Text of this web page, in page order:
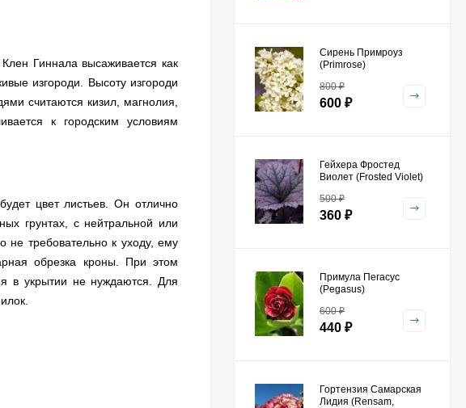
Гиннала высаживается как
изгороди. Высоту изгороди
считаются кизил, магнолия,
к городским условиям
цвет листьев. Он отлично
грунтах, с нейтральной или
не требовательно к уходу, ему
обрезка кроны. При этом
в укрытии не нуждаются. Для
Сирень Примроуз
(Primrose)
800₽
600 ₽
Гейхера Фростед
Виолет (Frosted Violet)
500₽
360 ₽
Примула Пегасус
(Pegasus)
600₽
440 ₽
Гортензия Самарская
Лидия (Rensam,